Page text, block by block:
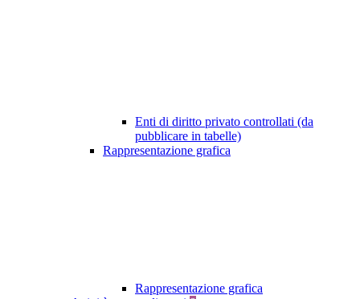
Enti di diritto privato controllati (da
pubblicare in tabelle)
Rappresentazione grafica
Rappresentazione grafica